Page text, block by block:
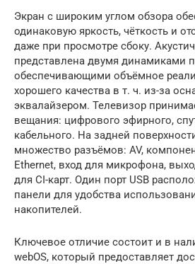
Экран с широким углом обзора
одинаковую яркость, чёткость и
даже при просмотре сбоку.
представлена двумя динамиками
обеспечивающими объёмное
хорошего качества в т. ч. из-за
эквалайзером. Телевизор
вещания: цифрового эфирного,
кабельного. На задней
множество разъёмов: AV,
Ethernet, вход для микрофона,
для CI-карт. Один порт USB
панели для удобства
накопителей.
Ключевое отличие состоит и в
webOS, который предоставляет